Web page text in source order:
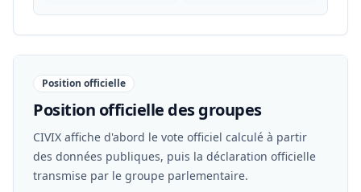
Position officielle
Position officielle des groupes
CIVIX affiche d'abord le vote officiel calculé à partir
des données publiques, puis la déclaration officielle
transmise par le groupe parlementaire.